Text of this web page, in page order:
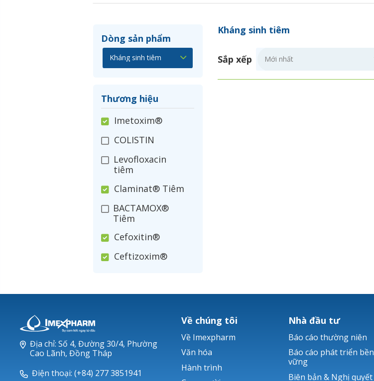
Dòng sản phẩm
Thương hiệu
Imetoxim®
COLISTIN
Levofloxacin
tiêm
Claminat® Tiêm
BACTAMOX®
Tiêm
Cefoxitin®
Ceftizoxim®
Nerusyn®
Ticarlinat®
Zobacta®
Kháng sinh tiêm
Sắp xếp
Địa chỉ: Số 4, Đường 30/4, Phường
Cao Lãnh, Đồng Tháp
Điện thoại: (+84) 277 3851941
Về chúng tôi
Về Imexpharm
Văn hóa
Hành trình
Nhà đầu tư
Báo cáo thường niên
Báo cáo phát triển bền
vững
Biên bản & Nghị quyết